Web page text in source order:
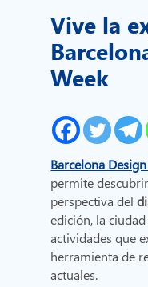
Vive la
Week
Barcelona
permite
perspectiva del
edición, la
actividades que
herramienta de
actuales.